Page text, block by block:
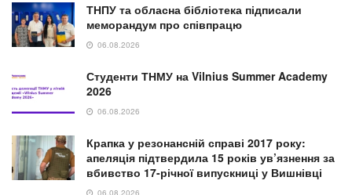
ТНПУ та обласна бібліотека підписали
меморандум про співпрацю
06.08.2026
Студенти ТНМУ на Vilnius Summer Academy
2026
06.08.2026
Крапка у резонансній справі 2017 року:
апеляція підтвердила 15 років ув’язнення за
вбивство 17-річної випускниці у Вишнівці
06.08.2026